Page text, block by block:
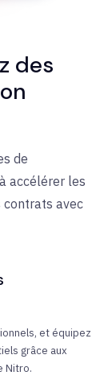
des
de
accélérer les
avec
et équipez
grâce aux
Nitro.